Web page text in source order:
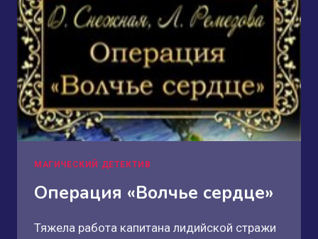
МАГИЧЕСКИЙ ДЕТЕКТИВ
Операция «Волчье сердце»
Тяжела работа капитана лидийской стражи